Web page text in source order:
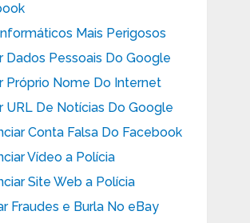
Mais Perigosos
Dados Pessoais Do Google
Próprio Nome Do Internet
URL De Notícias Do Google
Conta Falsa Do Facebook
Vídeo a Polícia
Site Web a Polícia
Fraudes e Burla No eBay